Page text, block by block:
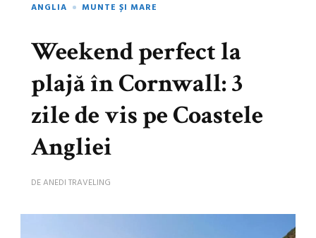
ANGLIA MUNTE ȘI MARE
Weekend perfect la
plajă în Cornwall: 3
zile de vis pe Coastele
Angliei
DEANEDI TRAVELING